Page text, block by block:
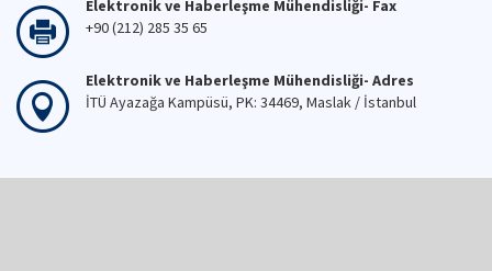
Elektronik ve Haberleşme Mühendisliği- Fax
+90 (212) 285 35 65
Elektronik ve Haberleşme Mühendisliği- Adres
İTÜ Ayazağa Kampüsü, PK: 34469, Maslak / İstanbul